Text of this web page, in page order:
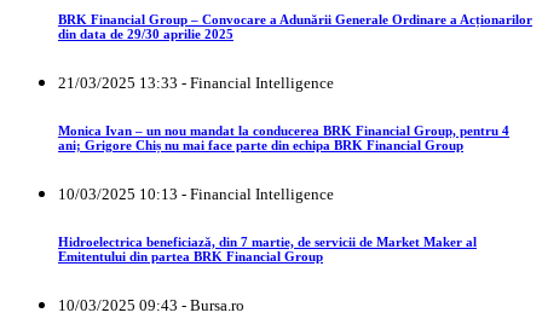
BRK Financial Group – Convocare a Adunării Generale Ordinare a Acționarilor
din data de 29/30 aprilie 2025
21/03/2025 13:33 - Financial Intelligence
Monica Ivan – un nou mandat la conducerea BRK Financial Group, pentru 4
ani; Grigore Chiș nu mai face parte din echipa BRK Financial Group
10/03/2025 10:13 - Financial Intelligence
Hidroelectrica beneficiază, din 7 martie, de servicii de Market Maker al
Emitentului din partea BRK Financial Group
10/03/2025 09:43 - Bursa.ro